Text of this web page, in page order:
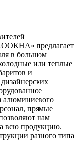
предлагает
в большом
или теплые
и
алюминиевого
прямые
нам
всю продукцию.
разного типа